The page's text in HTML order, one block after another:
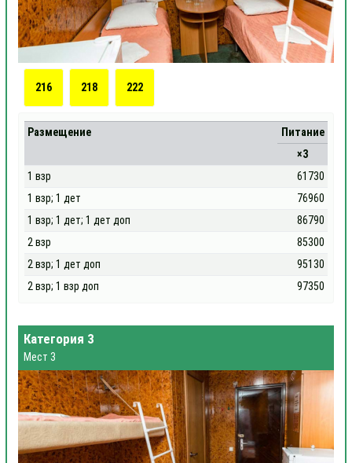
216 218 222
Размещение
Питание
×3
1 взр
61730
1 взр; 1 дет
76960
1 взр; 1 дет; 1 дет доп
86790
2 взр
85300
2 взр; 1 дет доп
95130
2 взр; 1 взр доп
97350
Категория 3
Мест 3